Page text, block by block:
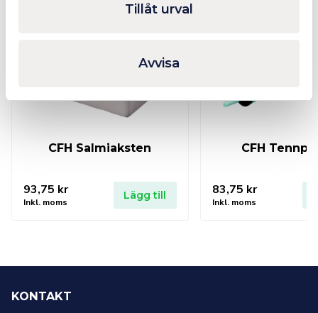
Tillåt urval
Avvisa
CFH Salmiaksten
93,75 kr
Inkl. moms
Lägg till
CFH
83,75 kr
Inkl. moms
KONTAKT